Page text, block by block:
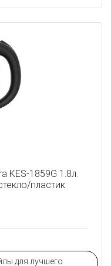
для лучшего
KES-1859G 1.8л.
пластик